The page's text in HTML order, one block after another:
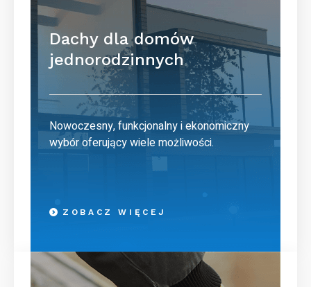
Dachy dla domów
jednorodzinnych
Nowoczesny, funkcjonalny i ekonomiczny
wybór oferujący wiele możliwości.
ZOBACZ WIĘCEJ